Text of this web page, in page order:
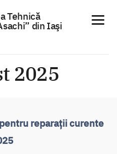
Tehnică
din Iaşi
2025
reparații curente